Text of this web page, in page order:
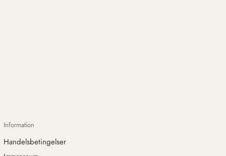
Information
Handelsbetingelser